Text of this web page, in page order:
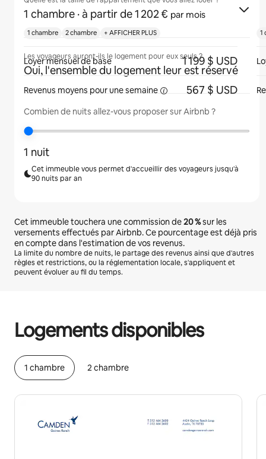
1 chambre · à partir de 1 202 € par mois
Les voyageurs auront-ils le logement pour eux seuls ?
Oui, l'ensemble du logement leur est réservé
Combien de nuits allez-vous proposer sur Airbnb ?
1 nuit
Cet immeuble vous permet d'accueillir des voyageurs jusqu'à
90 nuits par an
Cet immeuble touchera une commission de20 %sur les
versements effectués par Airbnb. Ce pourcentage est déjà pris
en compte dans l'estimation de vos revenus.
La limite du nombre de nuits, le partage des revenus ainsi que d'autres
règles et restrictions, ou la réglementation locale, s'appliquent et
peuvent évoluer au fil du temps.
Logements disponibles
1 chambre 2 chambre
1 chambre 2 chambre + AFFICHER PLUS
Loyer mensuel de base 1 199 $ USD
Revenus moyens pour unesemaine 567 $ USD
1